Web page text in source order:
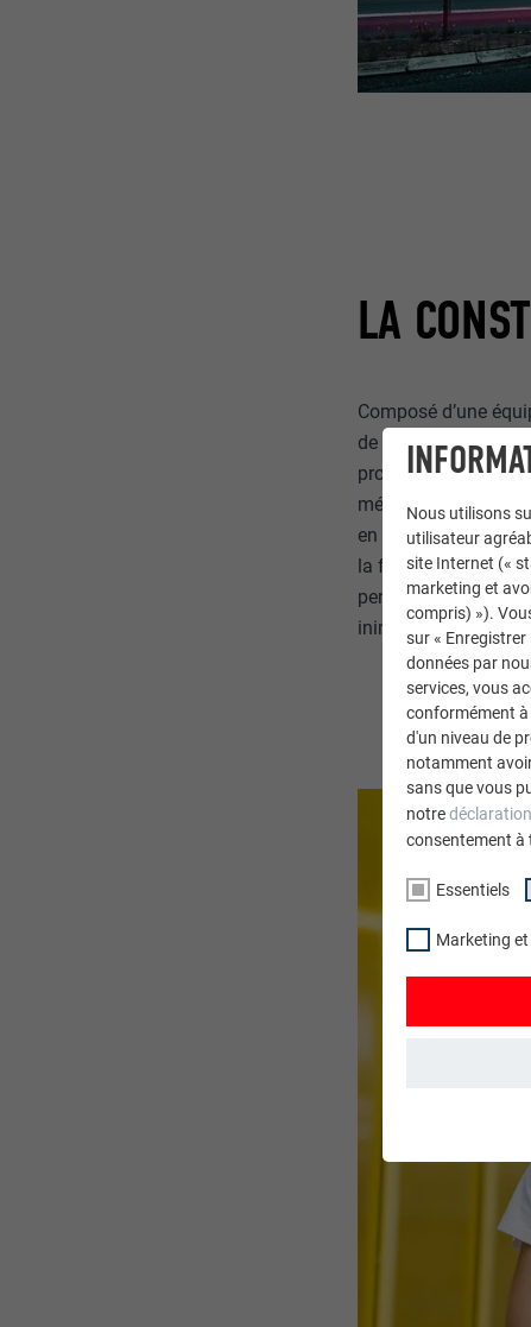
LA
Composé d’une
de 15 ans des
programmes et les
métier d’artisanat
en soi qui est au
la forme
penchant de
inimitable, à la fois
Nous utilisons
utilisateur
site Internet («
marketing et
compris) »).
sur «
données par
services, vous
conformément à
d'un niveau de
notamment
sans que vous
notre
consentement à
Essentiels
Marketing
garantissent
Les cookies «